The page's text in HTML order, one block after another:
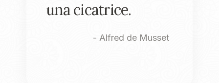
una cicatrice.
- Alfred de Musset